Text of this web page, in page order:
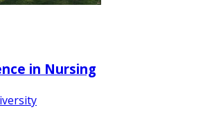
in Nursing